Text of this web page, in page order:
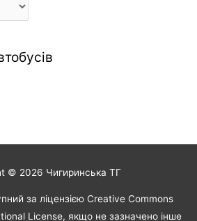
© 2026 Чигиринська ТГ
за ліцензією Creative Commons
License, якщо не зазначено інше